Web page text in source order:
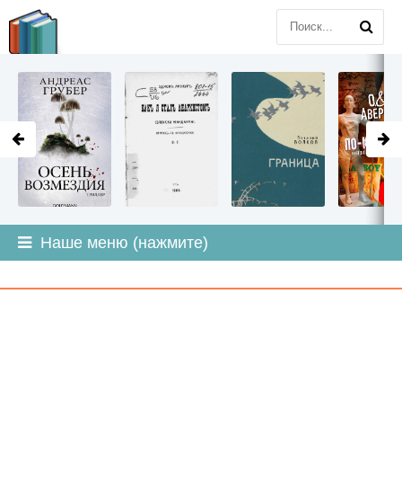
Наше меню (нажмите)
LITMIR.ORG